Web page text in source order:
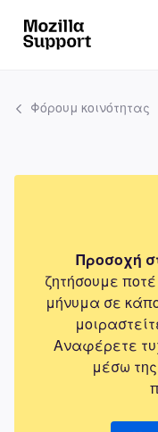
Φόρουμ κοινότητας
Προσοχή
ζητήσουμε
μήνυμα σε
Αναφέρετε
μέσω